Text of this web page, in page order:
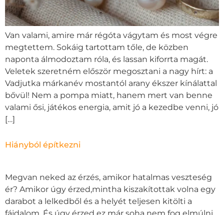
Van valami, amire már régóta vágytam és most végre
megtettem. Sokáig tartottam tőle, de közben
naponta álmodoztam róla, és lassan kiforrta magát.
Veletek szeretném először megosztani a nagy hírt: a
Vadjutka márkanév mostantól arany ékszer kínálattal
bővül! Nem a pompa miatt, hanem mert van benne
valami ősi, játékos energia, amit jó a kezedbe venni, jó
[…]
Hiányból építkezni
Megvan neked az érzés, amikor hatalmas veszteség
ér? Amikor úgy érzed,mintha kiszakítottak volna egy
darabot a lelkedből és a helyét teljesen kitölti a